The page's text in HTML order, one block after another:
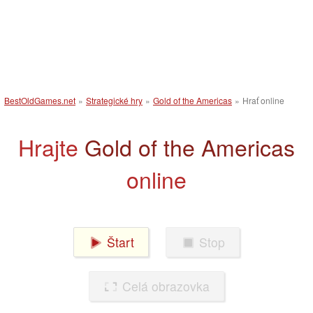
BestOldGames.net » Strategické hry » Gold of the Americas » Hrať online
Hrajte Gold of the Americas
online
Štart Stop
Celá obrazovka